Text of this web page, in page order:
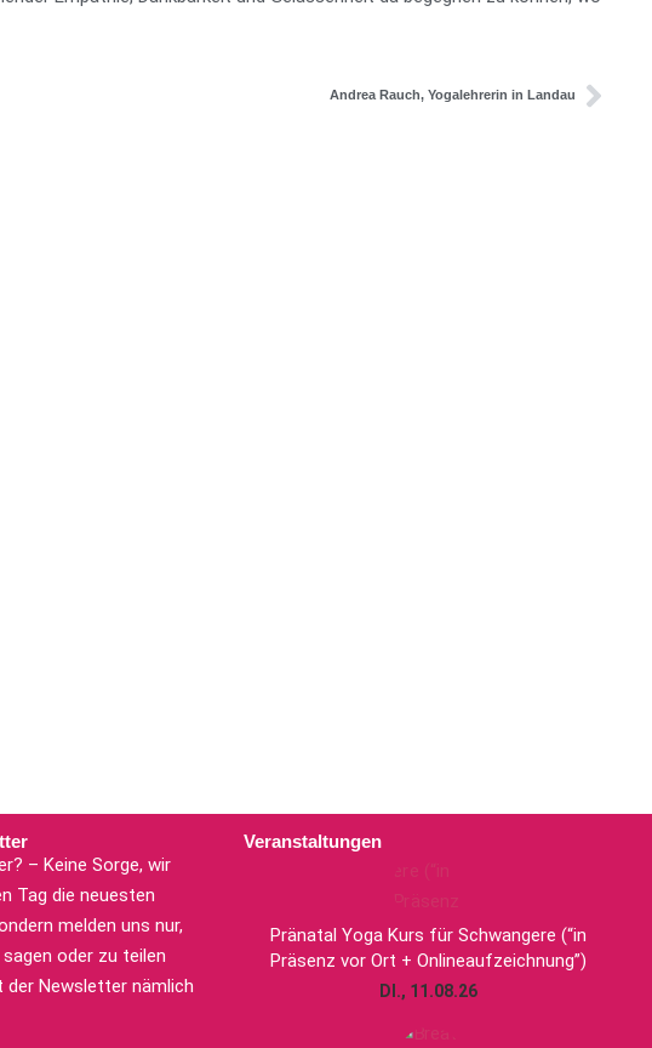
Andrea Rauch, Yogalehrerin in Landau
– Keine Sorge, wir
Tag die neuesten
melden uns nur,
oder zu teilen
der Newsletter nämlich
Veranstaltungen
Pränatal Yoga Kurs für Schwangere (“in
Präsenz vor Ort + Onlineaufzeichnung”)
DI., 11.08.26